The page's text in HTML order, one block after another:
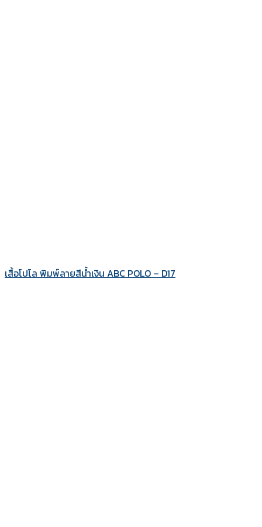
เสื้อโปโล พิมพ์ลายสีน้ำเงิน ABC POLO – D17